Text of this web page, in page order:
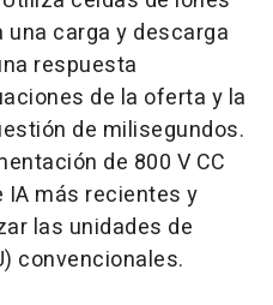
carga y descarga
respuesta
de la oferta y la
de milisegundos.
de 800 V CC
IA más recientes y
las unidades de
convencionales.